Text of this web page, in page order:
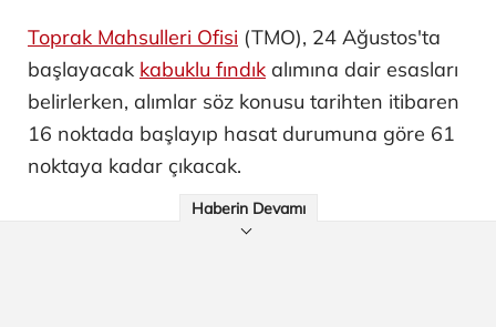
Toprak Mahsulleri Ofisi (TMO), 24 Ağustos'ta
başlayacak kabuklu fındık alımına dair esasları
belirlerken, alımlar söz konusu tarihten itibaren
16 noktada başlayıp hasat durumuna göre 61
noktaya kadar çıkacak.
Haberin Devamı